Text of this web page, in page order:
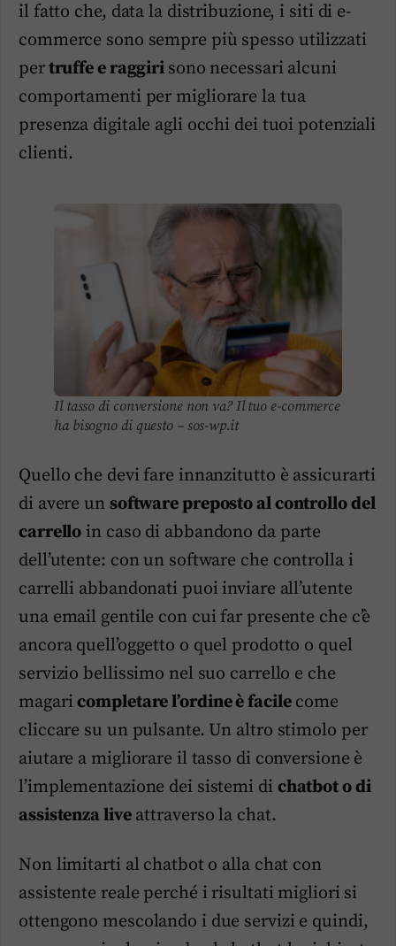
il fatto che, data la distribuzione, i siti di e-
commerce sono sempre più spesso utilizzati
pertruffe e raggiri sono necessari alcuni
comportamenti per migliorare la tua
presenza digitale agli occhi dei tuoi potenziali
clienti.
Il tasso di conversione non va? Il tuo e-commerce
ha bisogno di questo – sos-wp.it
Quello che devi fare innanzitutto è assicurarti
di avere un software preposto al controllo del
carrello in caso di abbandono da parte
dell’utente: con un software che controlla i
carrelli abbandonati puoi inviare all’utente
una email gentile con cui far presente che c’è
ancora quell’oggetto o quel prodotto o quel
servizio bellissimo nel suo carrello e che
magaricompletare l’ordine è facilecome
cliccare su un pulsante. Un altro stimolo per
aiutare a migliorare il tasso di conversione è
l’implementazione dei sistemi di chatbot o di
assistenza liveattraverso la chat.
Non limitarti al chatbot o alla chat con
assistente reale perché i risultati migliori si
ottengono mescolando i due servizi e quindi,